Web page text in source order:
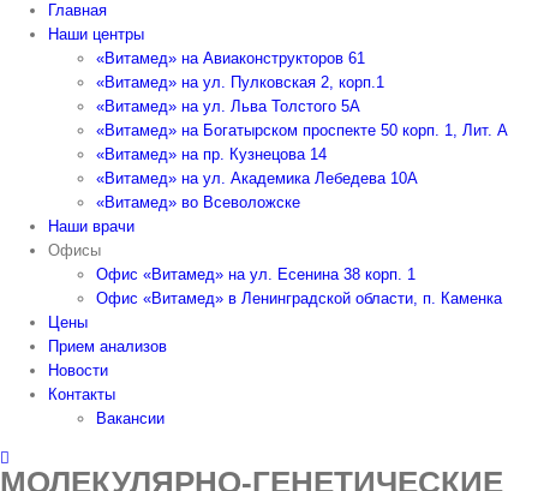
Главная
Наши центры
«Витамед» на Авиаконструкторов 61
«Витамед» на ул. Пулковская 2, корп.1
«Витамед» на ул. Льва Толстого 5А
«Витамед» на Богатырском проспекте 50 корп. 1, Лит. А
«Витамед» на пр. Кузнецова 14
«Витамед» на ул. Академика Лебедева 10А
«Витамед» во Всеволожске
Наши врачи
Офисы
Офис «Витамед» на ул. Есенина 38 корп. 1
Офис «Витамед» в Ленинградской области, п. Каменка
Цены
Прием анализов
Новости
Контакты
Вакансии
МОЛЕКУЛЯРНО-ГЕНЕТИЧЕСКИЕ